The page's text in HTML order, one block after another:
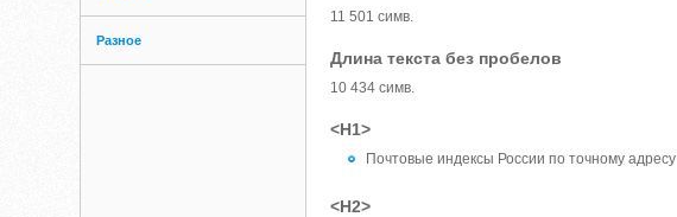
Разное
11 501 симв.
Длина текста без пробелов
10 434 симв.
<H1>
Почтовые индексы России по точному адресу
<H2>